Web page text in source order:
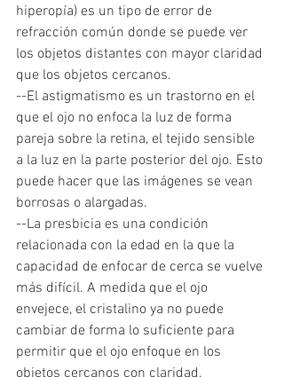
hiperopía) es un tipo de error de
refracción común donde se puede ver
los objetos distantes con mayor claridad
que los objetos cercanos.
--El astigmatismo es un trastorno en el
que el ojo no enfoca la luz de forma
pareja sobre la retina, el tejido sensible
a la luz en la parte posterior del ojo. Esto
puede hacer que las imágenes se vean
borrosas o alargadas.
--La presbicia es una condición
relacionada con la edad en la que la
capacidad de enfocar de cerca se vuelve
más difícil. A medida que el ojo
envejece, el cristalino ya no puede
cambiar de forma lo suficiente para
permitir que el ojo enfoque en los
objetos cercanos con claridad.